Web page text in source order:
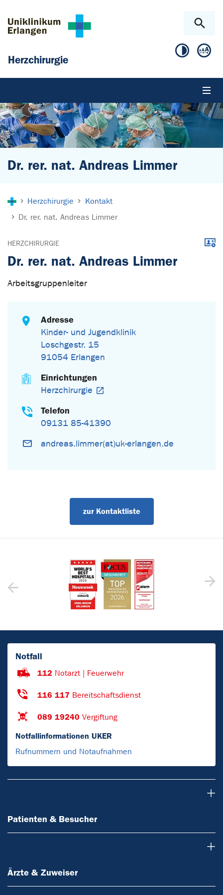
Herzchirurgie
Dr. rer. nat. Andreas Limmer
Herzchirurgie
Kontakt
Dr. rer. nat. Andreas Limmer
HERZCHIRURGIE
Dr. rer. nat. Andreas Limmer
Arbeitsgruppenleiter
Adresse
Kinder- und Jugendklinik
Loschgestr. 15
91054 Erlangen
Einrichtungen
Herzchirurgie
Telefon
09131 85-41390
andreas.limmer(at)uk-erlangen.de
zur Kontaktliste
Notfall
112 Notarzt | Feuerwehr
116 117 Bereitschaftsdienst
089 19240 Vergiftung
Notfallinformationen UKER
Rufnummern und Notaufnahmen
Patienten & Besucher
Ärzte & Zuweiser